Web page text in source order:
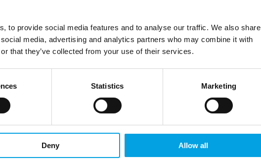
to provide social media features and to analyse our traffic. We also share
media, advertising and analytics partners who may combine it with
that they’ve collected from your use of their services.
Statistics Marketing
Deny Allow all